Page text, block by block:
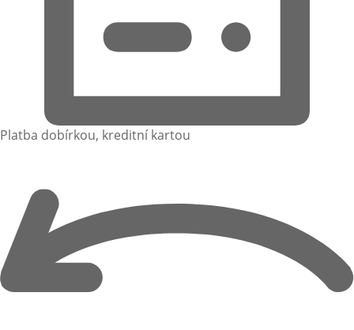
Platba dobírkou, kreditní kartou